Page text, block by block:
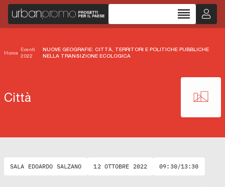
reorder
Home/
Eventi
2022
/
NUOVE GEOGRAFIE: CITTÀ, TERRITORI E POLITICHE PUBBLICHE
NELLA TRANSIZIONE ECOLOGICA
Città
SALA EDOARDO SALZANO 12 OTTOBRE 2022 09:30/13:30